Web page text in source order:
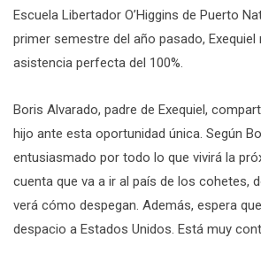
Escuela Libertador O’Higgins de Puerto
primer semestre del año pasado, Exequiel
asistencia perfecta del 100%.
Boris Alvarado, padre de Exequiel,
hijo ante esta oportunidad única. Según
entusiasmado por todo lo que vivirá la
cuenta que va a ir al país de los cohetes,
verá cómo despegan. Además, espera
despacio a Estados Unidos. Está muy